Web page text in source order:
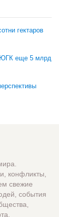
гектаров
ЮГК еще 5 млрд
конфликты,
свежие
события